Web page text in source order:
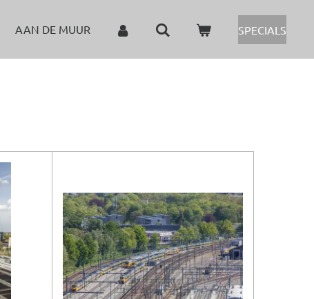
AAN DE MUUR SPECIALS